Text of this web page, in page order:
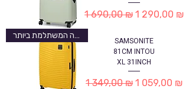
Обычная цена
1 690,00 ₪ Цена со
1 290,00 ₪
העסקה המשתלמת ביותר
SAMSONITE
81CM INTOU
XL 31INCH
Обычная цена
1 349,00 ₪ Цена со
1 059,00 ₪